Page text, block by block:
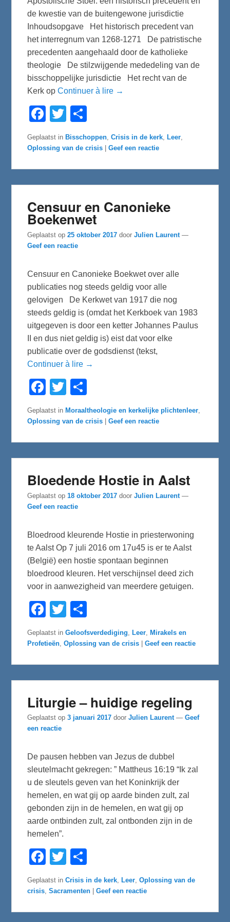
de kwestie van de buitengewone jurisdictie
Inhoudsopgave Het historisch precedent van
het interregnum van 1268-1271 De patristische
precedenten aangehaald door de katholieke
theologie De stilzwijgende mededeling van de
bisschoppelijke jurisdictie Het recht van de
Kerk opContinuer à lire →
F
e
b
o
k
T
t
t
e
e
n
Geplaatst in Bisschoppen ,Crisis in de kerk Leer
Oplossing van de crisis
|Geef een reactie
Censuur en Canonieke
Boekenwet
Geplaatst op25 oktober 2017 doorJulien Laurent —
Geef een reactie
Censuur en Canonieke Boekwet over alle
publicaties nog steeds geldig voor alle
gelovigen De Kerkwet van 1917 die nog
steeds geldig is (omdat het Kerkboek van 1983
uitgegeven is door een ketter Johannes Paulus
II en dus niet geldig is) eist dat voor elke
publicatie over de godsdienst (tekst,
Continuer à lire →
F
e
b
o
k
T
t
t
e
e
n
Geplaatst in Moraaltheologie en kerkelijke plichtenleer
Oplossing van de crisis
|Geef een reactie
Bloedende Hostie in Aalst
Geplaatst op18 oktober 2017 doorJulien Laurent —
Geef een reactie
Bloedrood kleurende Hostie in priesterwoning
te Aalst Op 7 juli 2016 om 17u45 is er te Aalst
(België) een hostie spontaan beginnen
bloedrood kleuren. Het verschijnsel deed zich
voor in aanwezigheid van meerdere getuigen.
F
e
b
o
k
T
t
t
e
e
n
Geplaatst in Geloofsverdediging ,Leer ,Mirakels en
Profetieën ,Oplossing van de crisis |Geef een reactie
Liturgie – huidige regeling
Geplaatst op3 januari 2017 doorJulien Laurent —Geef
een reactie
De pausen hebben van Jezus de dubbel
sleutelmacht gekregen: ” Mattheus 16:19 “Ik zal
u de sleutels geven van het Koninkrijk der
hemelen, en wat gij op aarde binden zult, zal
gebonden zijn in de hemelen, en wat gij op
aarde ontbinden zult, zal ontbonden zijn in de
hemelen”.
F
e
b
o
k
T
t
t
e
e
n
Geplaatst in Crisis in de kerk, Leer,Oplossing van de
crisis,Sacramenten |Geef een reactie